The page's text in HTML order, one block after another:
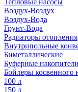
Тепловые насосы
Воздух-Воздух
Воздух-Вода
Грунт-Вода
Радиаторы отопления
Внутрипольные
Биметаллические
Буферные накопители
Бойлеры косвенного
100 л
150 л